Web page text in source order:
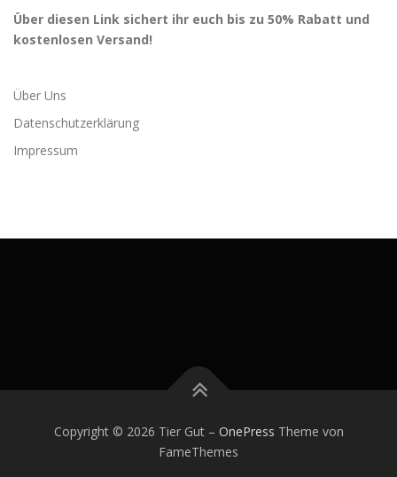
Über diesen Link sichert ihr euch bis zu 50% Rabatt und
kostenlosen Versand!
Über Uns
Datenschutzerklärung
Impressum
Copyright © 2026 Tier Gut – OnePress Theme von
FameThemes